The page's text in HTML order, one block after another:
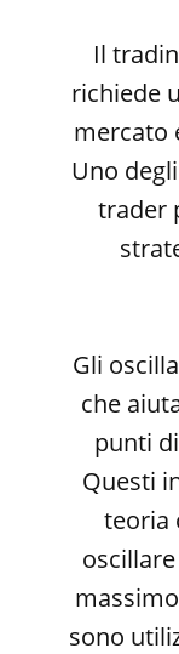
Il
richiede
mercato
Uno
trader
Gli
che
punti
Questi
teoria
sono